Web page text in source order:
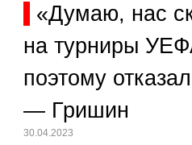
«Думаю, нас
на турниры
поэтому
— Гришин
30.04.2023